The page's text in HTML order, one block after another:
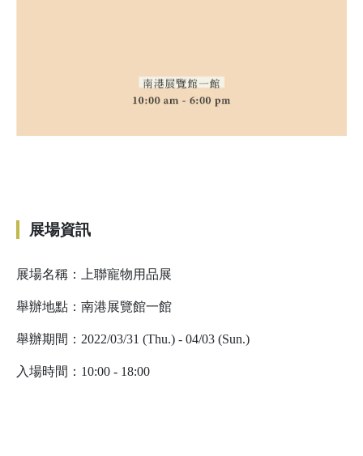
展場資訊
展場名稱：上聯寵物用品展
舉辦地點：南港展覽館一館
舉辦期間：2022/03/31 (Thu.) - 04/03 (Sun.)
入場時間：10:00 - 18:00